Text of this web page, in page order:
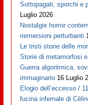
Sottopagati, sporchi e
Luglio 2026
Nostalgie horror
riemersioni perturbanti
Le tristi storie delle
Storie di metamorfosi
Guerra algoritmica,
immaginario 16 Luglio
Elogio dell’eccesso /
fucina infernale di